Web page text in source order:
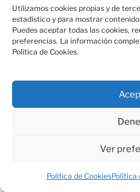
Utilizamos cookies propias y de
estadístico y para mostrar
Puedes aceptar todas las cookies,
preferencias. La información
Política de Cookies.
Ver
Política de CookiesPolítica
Aviso Legal
Política de Cookies